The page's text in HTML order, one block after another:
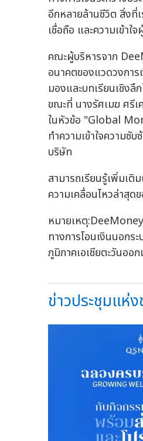
อีกหลายล้านชีวิต สิ่งที่
เชื่อถือ และความเข้าใ
คณะผู้บริหารจาก
อนาคตของแวดวงกา
มองและบทเรียนเชิง
ขณะที่ นางรัศเมฆ ศรีเ
ในหัวข้อ "Global
ทำความเข้าใจความซั
บริษัท
สามารถเรียนรู้เพิ่มเ
ความเคลื่อนไหวล่าสุ
หมายเหตุ
ทางการโอนเงินนอก
ภูมิภาคเอเชียตะวันออก
ข่าวประชุมแห่